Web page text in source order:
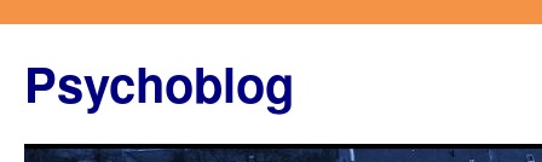
springen
Psychoblog